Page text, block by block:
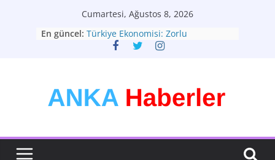
Cumartesi, Ağustos 8, 2026
En güncel: Türkiye Ekonomisi: Zorlu
Dönemeçte Yeni Adımlar
Daha Fazlası
Bütünsel Sağlık: Yaşam Kalitenizin